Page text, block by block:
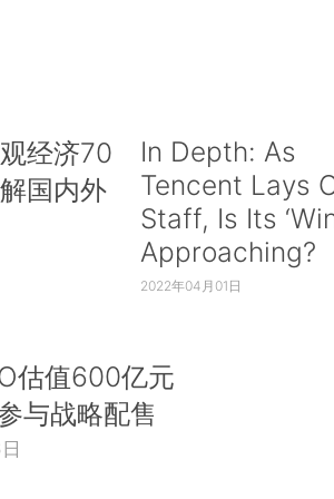
经济70
国内外
In Depth: As
Tencent Lays
Staff, Is Its
Approaching?
2022年04月01日
估值600亿元
与战略配售